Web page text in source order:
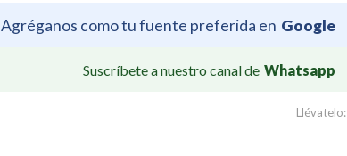
Agréganos como tu fuente preferida en Google
Suscríbete a nuestro canal de Whatsapp
Llévatelo: